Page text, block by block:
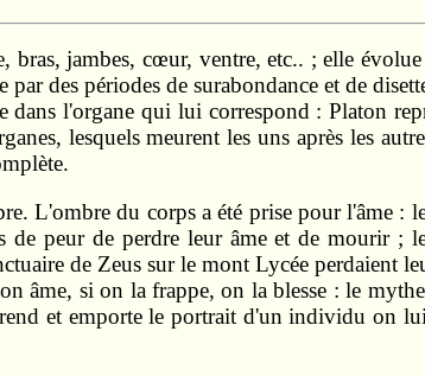
bras, jambes, cœur, ventre, etc.. ; elle
des périodes de surabondance et de
dans l'organe qui lui correspond : Platon
lesquels meurent les uns après les
L'ombre du corps a été prise pour l'âme :
de peur de perdre leur âme et de mourir ;
de Zeus sur le mont Lycée perdaient
âme, si on la frappe, on la blesse : le
et emporte le portrait d'un individu on